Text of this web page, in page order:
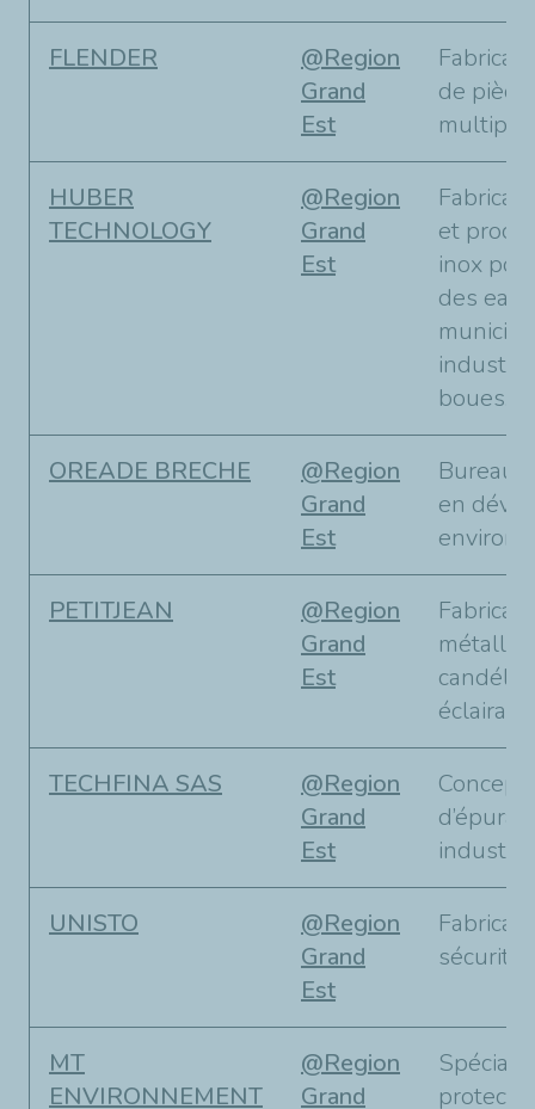
FLENDER
@Region
Grand
Est
de
HUBER
TECHNOLOGY
@Region
Grand
Est
et
inox
des
boues.
OREADE BRECHE
@Region
Grand
Est
Bureau
en
PETITJEAN
@Region
Grand
Est
TECHFINA SAS
@Region
Grand
Est
UNISTO
@Region
Grand
Est
sécurité.
MT
ENVIRONNEMENT
@Region
Grand